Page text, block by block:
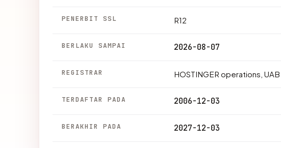
PENERBIT SSL R12
BERLAKU SAMPAI 2026-08-07
REGISTRAR HOSTINGER operations, UAB
TERDAFTAR PADA 2006-12-03
BERAKHIR PADA 2027-12-03